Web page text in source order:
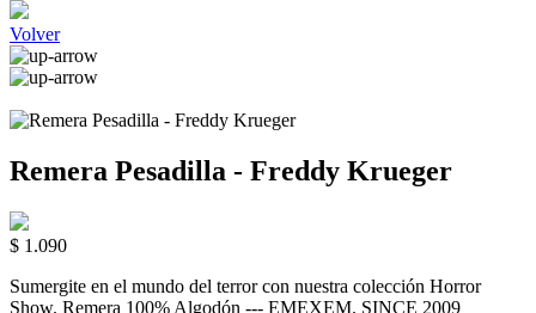
Volver
Remera Pesadilla - Freddy Krueger
$ 1.090
Sumergite en el mundo del terror con nuestra colección Horror
Show. Remera 100% Algodón --- EMEXEM. SINCE 2009